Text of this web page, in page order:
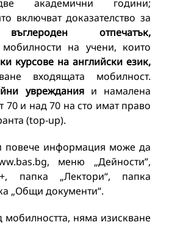
академични години;
включват доказателство за
отпечатък,
на учени, които
курсове на английски език,
входящата мобилност.
уврежданияи намалена
70 и над 70 на сто имат право
(top-up).
информация може да
меню „Дейности”,
папка „Лектори“, папка
„Общи документи“.
няма изискване